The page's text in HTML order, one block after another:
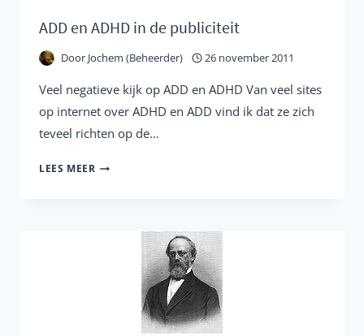
VAN
BREIN
ADD en ADHD in de publiciteit
Door Jochem (Beheerder) 26 november 2011
Veel negatieve kijk op ADD en ADHD Van veel sites
op internet over ADHD en ADD vind ik dat ze zich
teveel richten op de…
LEES MEER ADD
PUBLICITEIT